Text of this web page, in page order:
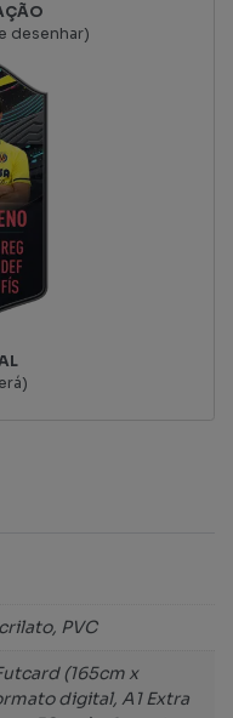
desenhar)
PVC
(165cm x
digital, A1 Extra